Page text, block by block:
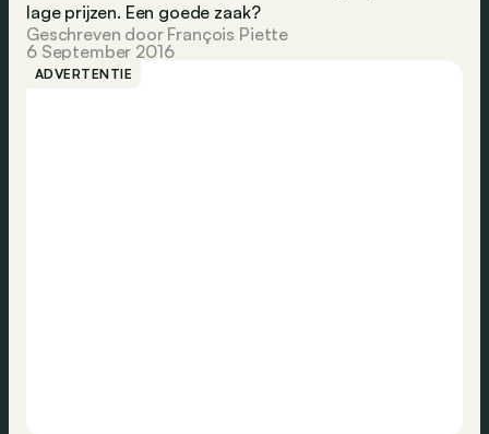
lage prijzen. Een goede zaak?
Geschreven door François Piette
6 September 2016
ADVERTENTIE